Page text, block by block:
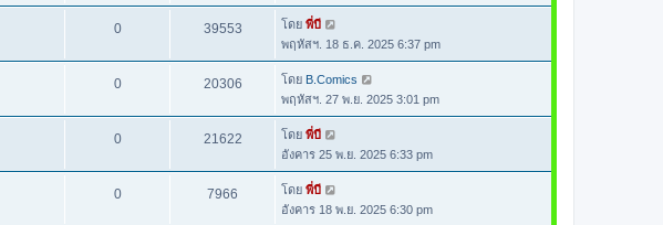
0 39553 โดย พี่บี
พฤหัสฯ. 18 ธ.ค. 2025 6:37 pm
0 20306 โดย B.Comics
พฤหัสฯ. 27 พ.ย. 2025 3:01 pm
0 21622 โดย พี่บี
อังคาร 25 พ.ย. 2025 6:33 pm
0 7966 โดย พี่บี
อังคาร 18 พ.ย. 2025 6:30 pm